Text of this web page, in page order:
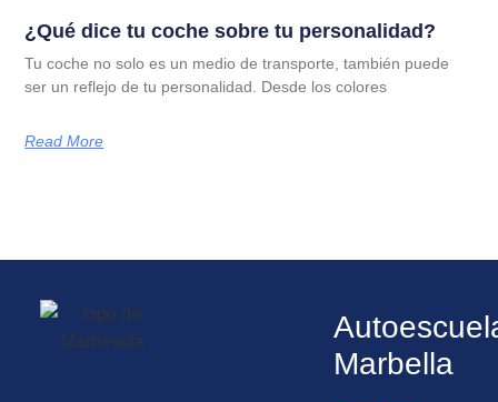
¿Qué dice tu coche sobre tu personalidad?
Tu coche no solo es un medio de transporte, también puede
ser un reflejo de tu personalidad. Desde los colores
Read More
Marbella